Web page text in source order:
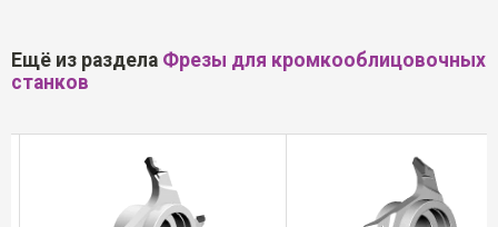
Ещё из раздела Фрезы для кромкооблицовочных
станков